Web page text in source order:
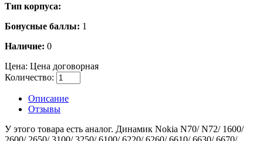
Тип корпуса:
Бонусные баллы: 1
Наличие: 0
Цена: Цена договорная
Количество:
Описание
Отзывы
У этого товара есть аналог. Динамик Nokia N70/ N72/ 1600/